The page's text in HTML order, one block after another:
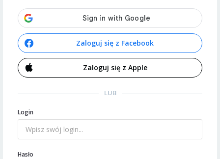
Zaloguj się z Facebook
Zaloguj się z Apple
LUB
Login
Hasło